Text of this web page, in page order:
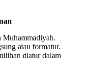
Muhammadiyah.
atau formatur.
diatur dalam